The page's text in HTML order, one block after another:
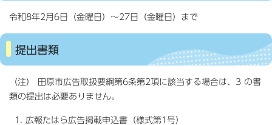
令和8年2月6日（金曜日）～27日（金曜日）まで
提出書類
（注） 田原市広告取扱要綱第6条第2項に該当する場合は、3 の書
類の提出は必要ありません。
広報たはら広告掲載申込書（様式第1号）